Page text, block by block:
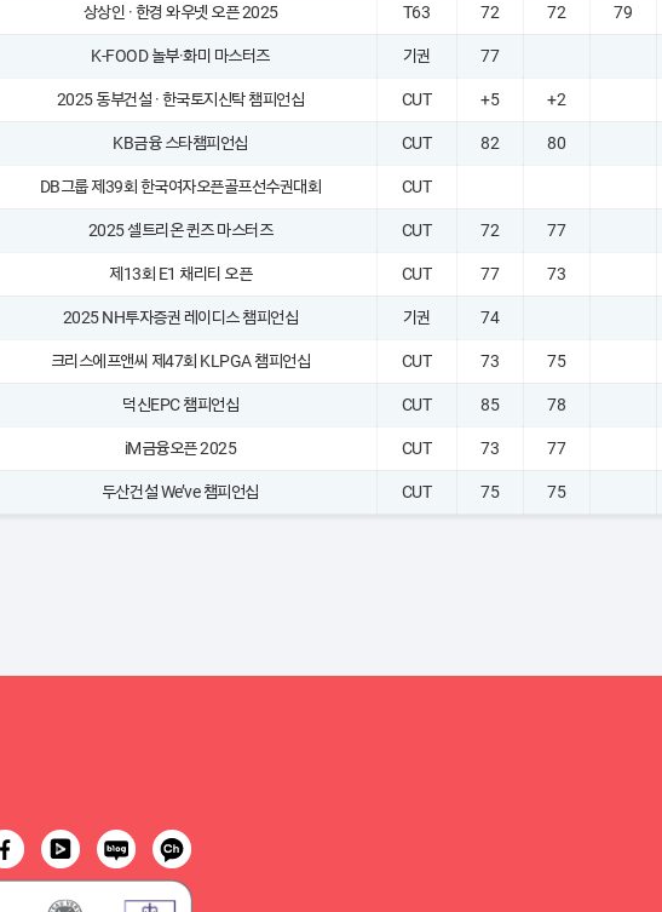
상상인 · 한경 와우넷 오픈 2025 T63 72 72 79
K-FOOD 놀부·화미 마스터즈 기권 77
2025 동부건설 · 한국토지신탁 챔피언십 CUT +5 +2
KB금융 스타챔피언십 CUT 82 80
DB그룹 제39회 한국여자오픈골프선수권대회 CUT
2025 셀트리온 퀸즈 마스터즈 CUT 72 77
제13회 E1 채리티 오픈 CUT 77 73
2025 NH투자증권 레이디스 챔피언십 기권 74
크리스에프앤씨 제47회 KLPGA 챔피언십 CUT 73 75
덕신EPC 챔피언십 CUT 85 78
iM금융오픈 2025 CUT 73 77
두산건설 We’ve 챔피언십 CUT 75 75